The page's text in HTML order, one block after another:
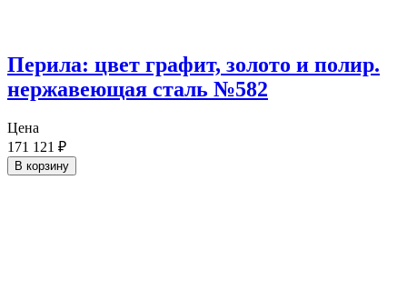
Перила: цвет графит, золото и полир.
нержавеющая сталь №582
Цена
171 121 ₽
В корзину